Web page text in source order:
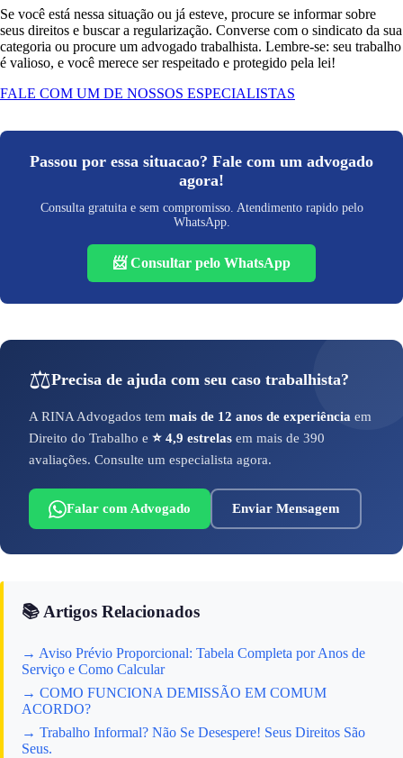
Se você está nessa situação ou já esteve, procure se informar sobre
seus direitos e buscar a regularização. Converse com o sindicato da sua
categoria ou procure um advogado trabalhista. Lembre-se: seu trabalho
é valioso, e você merece ser respeitado e protegido pela lei!
FALE COM UM DE NOSSOS ESPECIALISTAS
Passou por essa situacao? Fale com um advogado
agora!
Consulta gratuita e sem compromisso. Atendimento rapido pelo
WhatsApp.
📨 Consultar pelo WhatsApp
⚖️Precisa de ajuda com seu caso trabalhista?
A RINA Advogados tem mais de 12 anos de experiência em
Direito do Trabalho e ⭐ 4,9 estrelas em mais de 390
avaliações. Consulte um especialista agora.
Falar com Advogado Enviar Mensagem
📚 Artigos Relacionados
→ Aviso Prévio Proporcional: Tabela Completa por Anos de
Serviço e Como Calcular
→ COMO FUNCIONA DEMISSÃO EM COMUM
ACORDO?
→ Trabalho Informal? Não Se Desespere! Seus Direitos São
Seus.